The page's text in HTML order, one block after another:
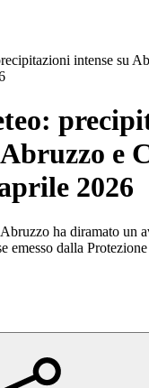
intense su
e
2026
ha diramato un
emesso dalla